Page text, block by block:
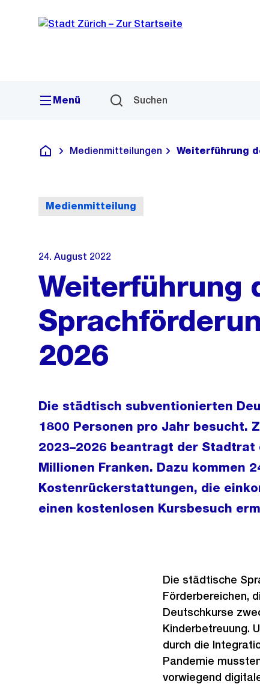
Navigation
Sprunglink
Menü Suchen
Deutsch
Medienmitteilungen Weiterführung
Medienmitteilung
24. August 2022
Weiterführung
2026
Die städtisch subventionierten
1800 Personen pro Jahr besucht.
2023–2026 beantragt der
Millionen Franken. Dazu kommen
Kostenrückerstattungen, die
einen kostenlosen Kursbesuch
Die städtische
Förderbereichen,
Deutschkurse
Kinderbetreuung.
durch die
Pandemie
vorwiegend